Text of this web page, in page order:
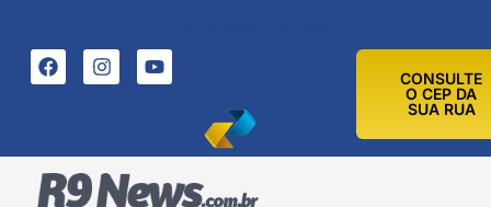
CONSULTE
O CEP DA
SUA RUA